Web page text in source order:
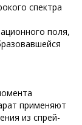
спектра
поля,
применяют
из спрей-